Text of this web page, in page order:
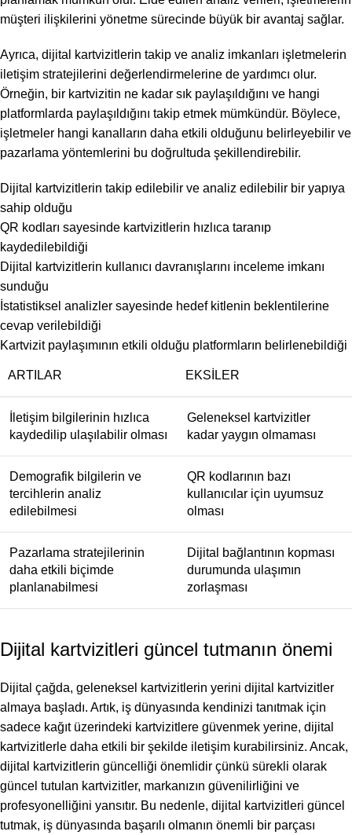
müşteri ilişkilerini yönetme sürecinde büyük bir avantaj sağlar.
Ayrıca, dijital kartvizitlerin takip ve analiz imkanları işletmelerin
iletişim stratejilerini değerlendirmelerine de yardımcı olur.
Örneğin, bir kartvizitin ne kadar sık paylaşıldığını ve hangi
platformlarda paylaşıldığını takip etmek mümkündür. Böylece,
işletmeler hangi kanalların daha etkili olduğunu belirleyebilir ve
pazarlama yöntemlerini bu doğrultuda şekillendirebilir.
Dijital kartvizitlerin takip edilebilir ve analiz edilebilir bir yapıya
sahip olduğu
QR kodları sayesinde kartvizitlerin hızlıca taranıp
kaydedilebildiği
Dijital kartvizitlerin kullanıcı davranışlarını inceleme imkanı
sunduğu
İstatistiksel analizler sayesinde hedef kitlenin beklentilerine
cevap verilebildiği
Kartvizit paylaşımının etkili olduğu platformların belirlenebildiği
ARTILAR EKSILER
İletişim bilgilerinin hızlıca
kaydedilip ulaşılabilir olması
Geleneksel kartvizitler
kadar yaygın olmaması
Demografik bilgilerin ve
tercihlerin analiz
edilebilmesi
QR kodlarının bazı
kullanıcılar için uyumsuz
olması
Pazarlama stratejilerinin
daha etkili biçimde
planlanabilmesi
Dijital bağlantının kopması
durumunda ulaşımın
zorlaşması
Dijital kartvizitleri güncel tutmanın önemi
Dijital çağda, geleneksel kartvizitlerin yerini dijital kartvizitler
almaya başladı. Artık, iş dünyasında kendinizi tanıtmak için
sadece kağıt üzerindeki kartvizitlere güvenmek yerine, dijital
kartvizitlerle daha etkili bir şekilde iletişim kurabilirsiniz. Ancak,
dijital kartvizitlerin güncelliği önemlidir çünkü sürekli olarak
güncel tutulan kartvizitler, markanızın güvenilirliğini ve
profesyonelliğini yansıtır. Bu nedenle, dijital kartvizitleri güncel
tutmak, iş dünyasında başarılı olmanın önemli bir parçası